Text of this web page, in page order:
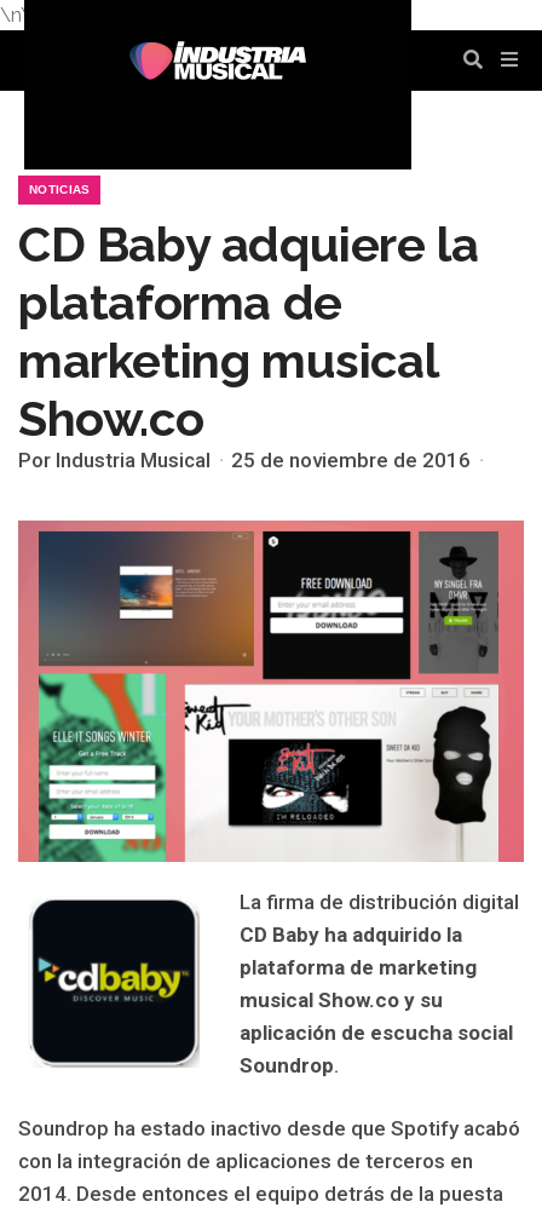
\n\n
NOTICIAS
CD Baby adquiere la
plataforma de
marketing musical
Show.co
Por Industria Musical 25 de noviembre de 2016
La firma de distribución digital
CD Baby ha adquirido la
plataforma de marketing
musical Show.co y su
aplicación de escucha social
Soundrop.
Soundrop ha estado inactivo desde que Spotify acabó
con la integración de aplicaciones de terceros en
2014. Desde entonces el equipo detrás de la puesta